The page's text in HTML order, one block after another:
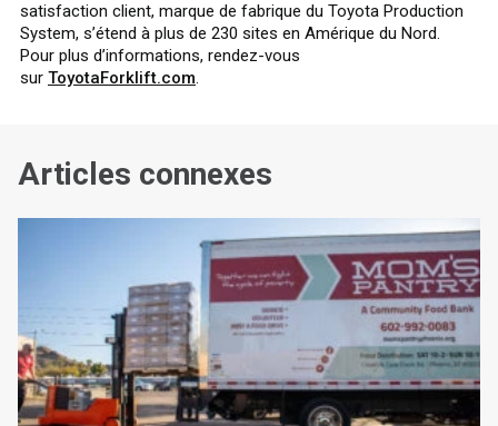
satisfaction client, marque de fabrique du Toyota Production
System, s’étend à plus de 230 sites en Amérique du Nord.
Pour plus d’informations, rendez-vous
sur ToyotaForklift.com.
Articles connexes